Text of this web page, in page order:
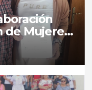
de Mujeres